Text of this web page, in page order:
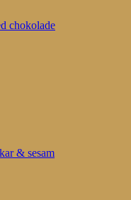
chokolade
& sesam